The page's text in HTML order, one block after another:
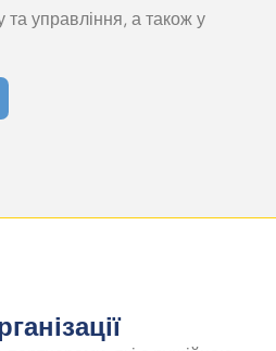
управління, а також у